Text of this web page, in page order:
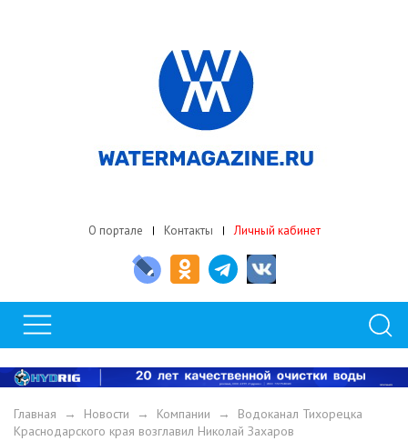
О портале Контакты Личный кабинет
Главная → Новости → Компании → Водоканал Тихорецка
Краснодарского края возглавил Николай Захаров